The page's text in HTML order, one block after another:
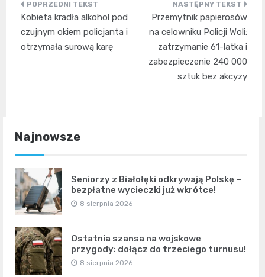
Nawigacja
wpisu
Kobieta kradła alkohol pod
czujnym okiem policjanta i
otrzymała surową karę
Przemytnik papierosów
na celowniku Policji Woli:
zatrzymanie 61-latka i
zabezpieczenie 240 000
sztuk bez akcyzy
Najnowsze
Seniorzy z Białołęki odkrywają Polskę –
bezpłatne wycieczki już wkrótce!
8 sierpnia 2026
Ostatnia szansa na wojskowe
przygody: dołącz do trzeciego turnusu!
8 sierpnia 2026